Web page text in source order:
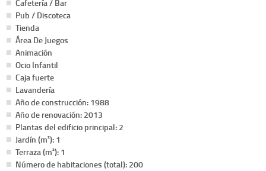
Cafetería / Bar
Pub / Discoteca
Tienda
Área De Juegos
Animación
Ocio Infantil
Caja fuerte
Lavandería
Año de construcción: 1988
Año de renovación: 2013
Plantas del edificio principal: 2
Jardín (m²): 1
Terraza (m²): 1
Número de habitaciones (total): 200